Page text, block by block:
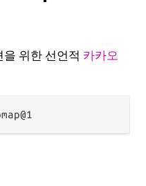
위한 선언적 카카오